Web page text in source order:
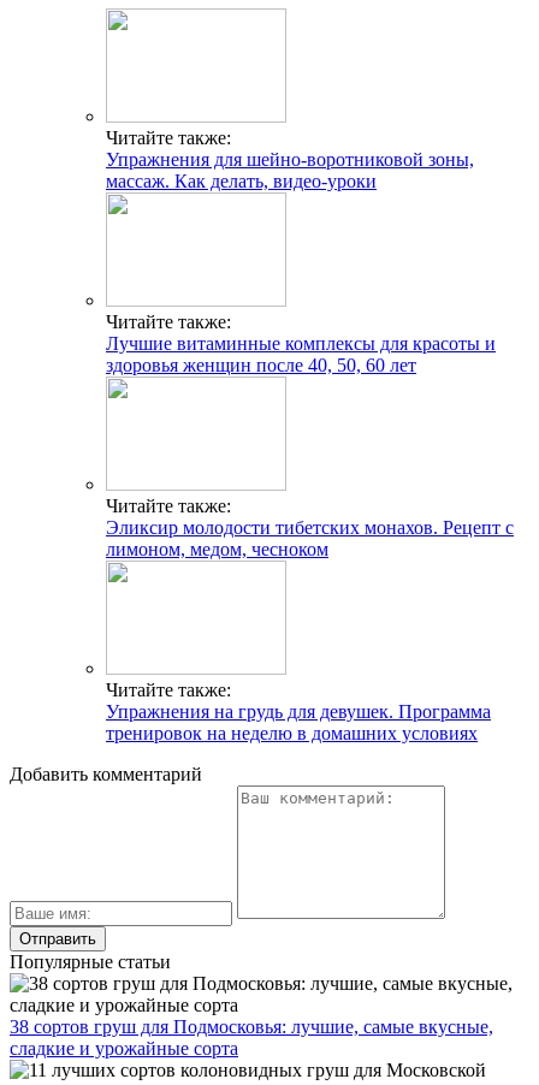
Читайте также:
Упражнения для шейно-воротниковой зоны,
массаж. Как делать, видео-уроки
Читайте также:
Лучшие витаминные комплексы для красоты и
здоровья женщин после 40, 50, 60 лет
Читайте также:
Эликсир молодости тибетских монахов. Рецепт с
лимоном, медом, чесноком
Читайте также:
Упражнения на грудь для девушек. Программа
тренировок на неделю в домашних условиях
Добавить комментарий
Популярные статьи
38 сортов груш для Подмосковья: лучшие, самые вкусные,
сладкие и урожайные сорта